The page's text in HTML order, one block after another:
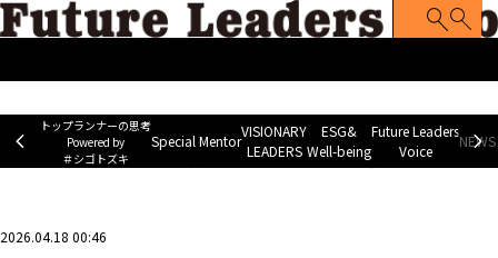
トップランナーの思考
Powered by
＃シゴトズキ
Special Mentor
VISIONARY
LEADERS
ESG&
Well-being
Future Leaders
Voice
企業ニュース 新設備導入で、より安全性の高い開発環境を確立
2026.04.18 00:46